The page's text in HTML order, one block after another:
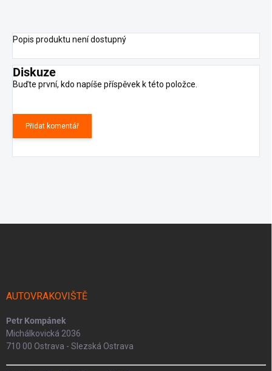
Popis produktu není dostupný
Diskuze
Buďte první, kdo napíše příspěvek k této položce.
Přidat komentář
AUTOVRAKOVIŠTĚ
Petr Kompánek
Michálkovická 2036
710 00 Ostrava - Slezská Ostrava